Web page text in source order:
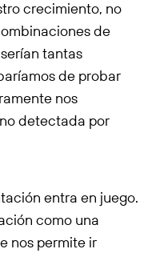
crecimiento, no
de
tantas
de probar
nos
detectada por
entra en juego.
como una
nos permite ir